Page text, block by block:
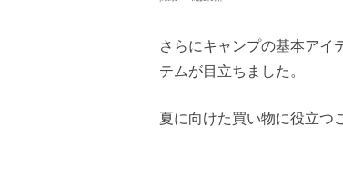
さらにキャンプの基本アイ
テムが目立ちました。
夏に向けた買い物に役立つ